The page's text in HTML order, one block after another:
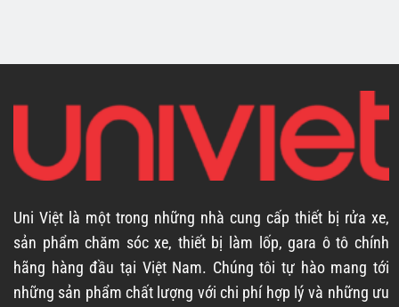
Uni Việt là một trong những nhà cung cấp thiết bị rửa xe,
sản phẩm chăm sóc xe, thiết bị làm lốp, gara ô tô chính
hãng hàng đầu tại Việt Nam. Chúng tôi tự hào mang tới
những sản phẩm chất lượng với chi phí hợp lý và những ưu